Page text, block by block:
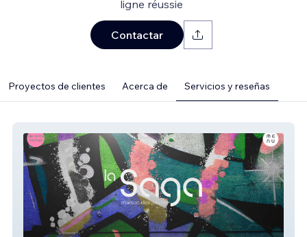
ligne réussie
Contactar
Proyectos de clientes Acerca de Servicios y reseñas